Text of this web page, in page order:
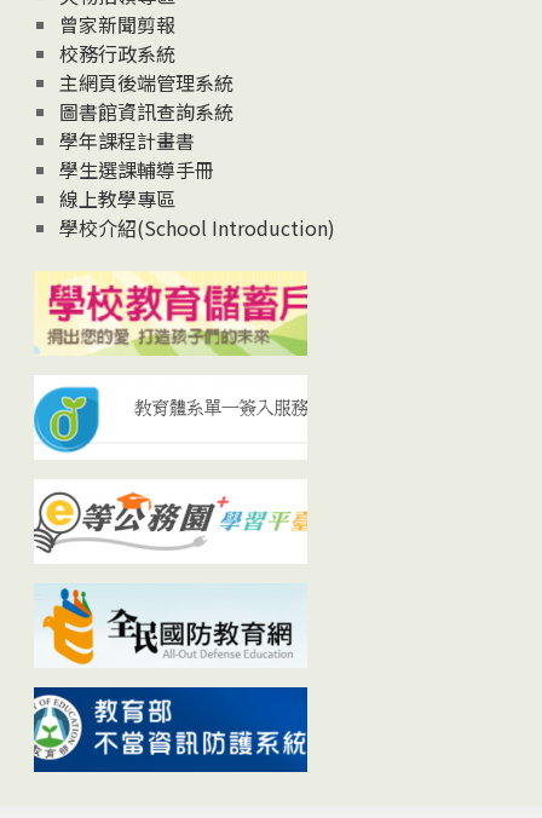
曾家新聞剪報
校務行政系統
主網頁後端管理系統
圖書館資訊查詢系統
學年課程計畫書
學生選課輔導手冊
線上教學專區
學校介紹(School Introduction)